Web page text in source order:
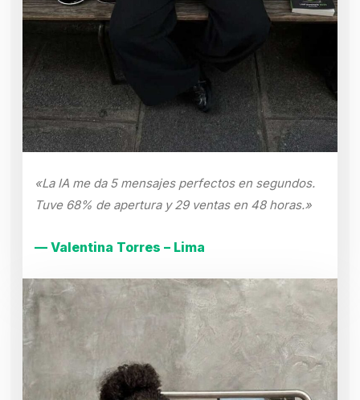
«La IA me da 5 mensajes perfectos en segundos.
Tuve 68% de apertura y 29 ventas en 48 horas.»
— Valentina Torres – Lima